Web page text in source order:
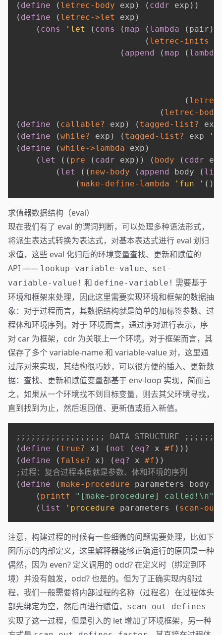
( define ( letrec-body exp ) ( cddr exp ) )
( define ( letrec->let exp )
( cons 'let ( cons ( map ( lambda ( pair )
( letrec-inits
( append ( map ( lambda
(
( letrec-body
( define ( callable? exp ) ( tagged-list?
( define (while? exp ) ( tagged-list? exp
( define (while->lambda exp )
( let ( ( pre ( cadr exp ) ) ( body ( cddr
( let ( ( new-body ( append body (
(make-define-lambda 'fun ' ( )
求值器数据结构（eval）
现在我们有了 eval 的谓词判断，可以处理多种语法形式，
将派生表达式转换为表达式，对基本表达式进行 eval 划归
求值，这些 eval 化归后的环境变量查找、更新和赋值的
API —— lookup-variable-value、set-
variable-value! 和 define-variable! 需要基于
环境和框架来处理，因此这里需要实现环境和框架的数据抽
象：对于过程而言，其数据结构就是简单的加标签参数、过
程体和环境序列。对于 环境而言，通过序对进行表示，序
对 car 为框架，cdr 为关联上一个环境。对于框架而言，其
保存了多个 variable-name 和 variable-value 对，这里通
过序对来实现，其结构很巧妙，可以很方便的插入、更新数
据：查找、更新和赋值变量都基于 env-loop 实现，简而言
之，如果从一个环境找不到目标变量，则去其父环境寻找，
直到找到为止，然后返回值、更新值或插入新值。
;;;;;;;;;;;;;;;;;; DATA STRUCTURE
( define ( true? x ) ( not ( eq? x #f ) ) )
( define ( false? x ) ( eq? x #f ) )
;过程：复合过程本质就是参数、体和环境的序列
( define (make-procedure parameters body
( printf "[make-procedure] called!\n"
( list 'procedure parameters ( scan-
注意，构建过程的时候有一些细微的问题需要处理，比如下
图所示的内部定义，这里解释器能够正确运行的原因是一种
偶然，因为 even? 定义调用的 odd? 在定义时（绑定到环
境）并没有触发，odd? 也是的。但为了正确实现内部过
程，我们一般需要将内部过程的名称（过程名）在过程体头
部先绑定为空，然后再进行赋值， scan-out-defines
实现了这一过程，但是引入的 let 增加了环境框架，另一种